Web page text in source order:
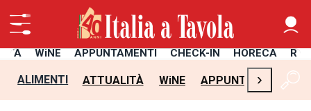
WiNE APPUNTAMENTI CHECK-IN HORECA
ALIMENTI ATTUALITÀ WiNE APPUNTAMENTI
›